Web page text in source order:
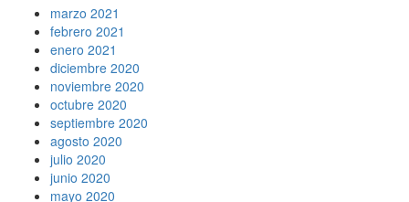
marzo 2021
febrero 2021
enero 2021
diciembre 2020
noviembre 2020
octubre 2020
septiembre 2020
agosto 2020
julio 2020
junio 2020
mayo 2020